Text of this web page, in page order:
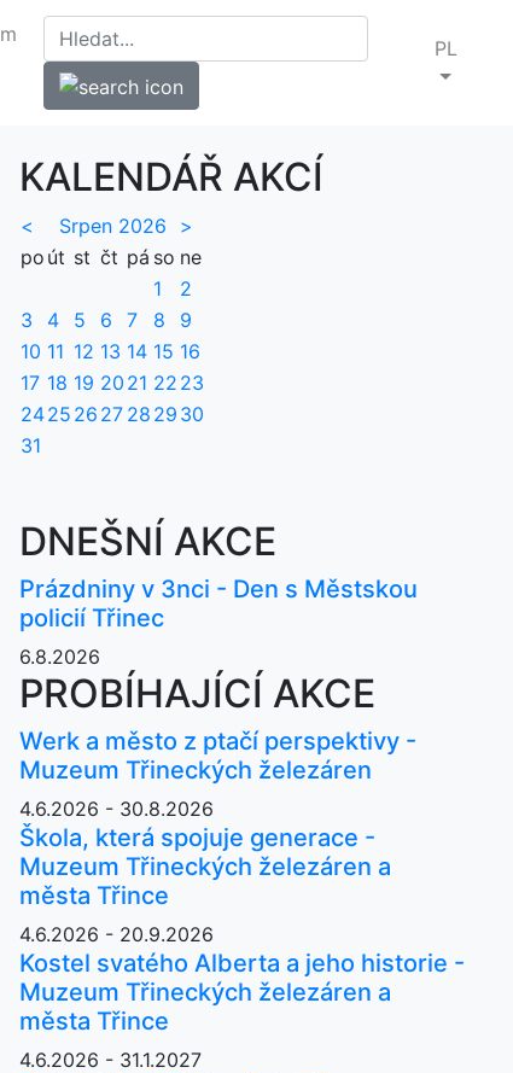
PL
KALENDÁŘ AKCÍ
< Srpen 2026
>
po út st čt pá so ne
1
2
3
4 5 6 7 8
9
10 11 12 13 14 15 16
17 18 19 20 21 22 23
2425 26 27 28 29 30
31
DNEŠNÍ AKCE
Prázdniny v 3nci - Den s Městskou
policií Třinec
6.8.2026
PROBÍHAJÍCÍ AKCE
Werk a město z ptačí perspektivy -
Muzeum Třineckých železáren
4.6.2026 - 30.8.2026
Škola, která spojuje generace -
Muzeum Třineckých železáren a
města Třince
4.6.2026 - 20.9.2026
Kostel svatého Alberta a jeho historie -
Muzeum Třineckých železáren a
města Třince
4.6.2026 - 31.1.2027